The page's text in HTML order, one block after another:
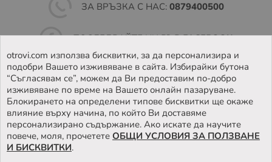
ЗА ВРЪЗКА С НАС: 0879400500
ПОСЛЕДВАЙТЕ НИ ВЪВFACEBOOK
НАМЕРЕТЕ НАШИЯТ МАГАЗИН
otrovi.com използва бисквитки, за да персонализира и
подобри Вашето изживяване в сайта. Избирайки бутона
“Съгласявам се”, можем да Ви предоставим по-добро
изживяване по време на Вашето онлайн пазаруване.
Блокирането на определени типове бисквитки ще окаже
влияние върху начина, по който Ви доставяме
персонализирано съдържание. Ако искате да научите
повече, моля, прочетете ОБЩИ УСЛОВИЯ ЗА ПОЛЗВАНЕ
И БИСКВИТКИ.